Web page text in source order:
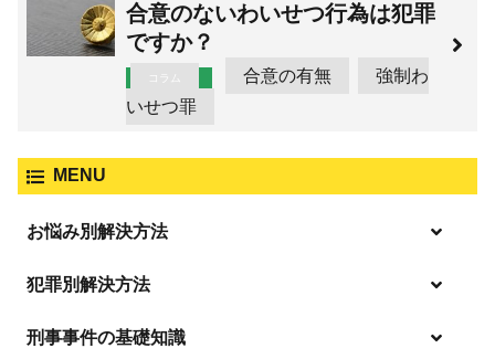
合意のないわいせつ行為は犯罪
ですか？
コラム 合意の有無
強制わ
いせつ罪
MENU
お悩み別解決方法
逮捕の不安や悩み
犯罪別解決方法
事件別－暴力事件
刑事事件の基礎知識